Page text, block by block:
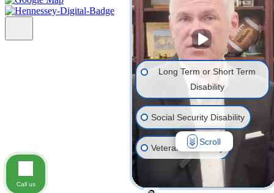
Long Term or Short Term
Disability
Social Security Disability
Veterans' Disability
Life Insurance
Scroll
Call us